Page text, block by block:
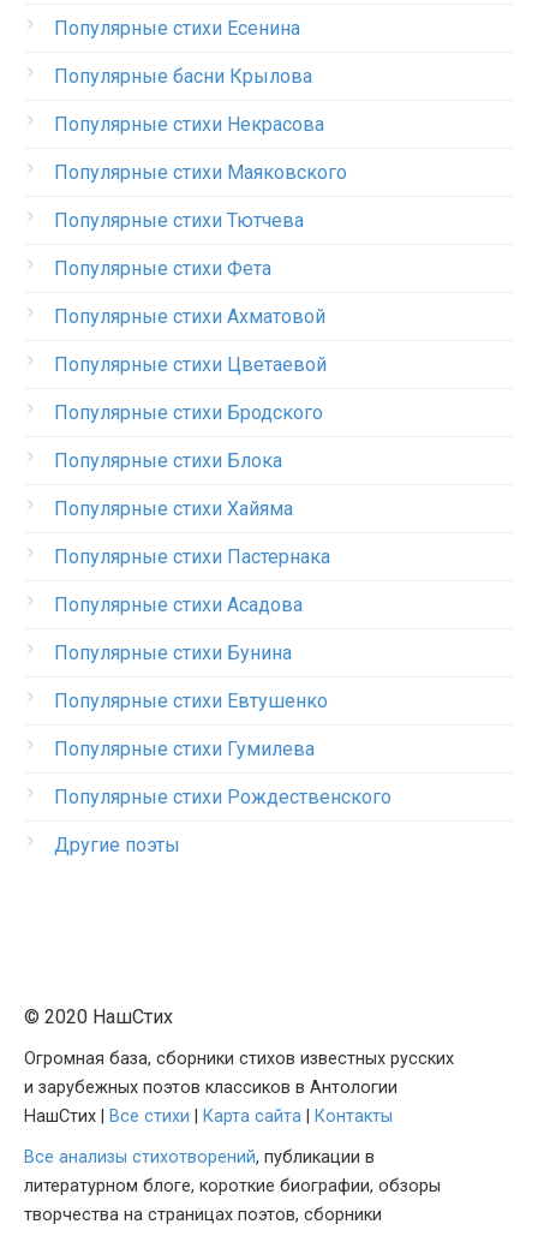
Популярные стихи Есенина
Популярные басни Крылова
Популярные стихи Некрасова
Популярные стихи Маяковского
Популярные стихи Тютчева
Популярные стихи Фета
Популярные стихи Ахматовой
Популярные стихи Цветаевой
Популярные стихи Бродского
Популярные стихи Блока
Популярные стихи Хайяма
Популярные стихи Пастернака
Популярные стихи Асадова
Популярные стихи Бунина
Популярные стихи Евтушенко
Популярные стихи Гумилева
Популярные стихи Рождественского
Другие поэты
© 2020 НашСтих
Огромная база, сборники стихов известных русских
и зарубежных поэтов классиков в Антологии
НашСтих |
Все стихи Карта сайта
Контакты
Все анализы стихотворений, публикации в
литературном блоге, короткие биографии, обзоры
творчества на страницах поэтов, сборники